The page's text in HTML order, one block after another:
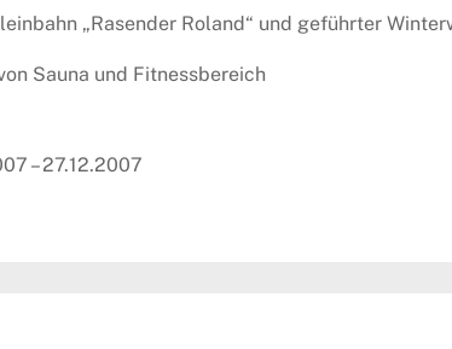
„Rasender Roland“ und geführter
Sauna und Fitnessbereich
– 27.12.2007